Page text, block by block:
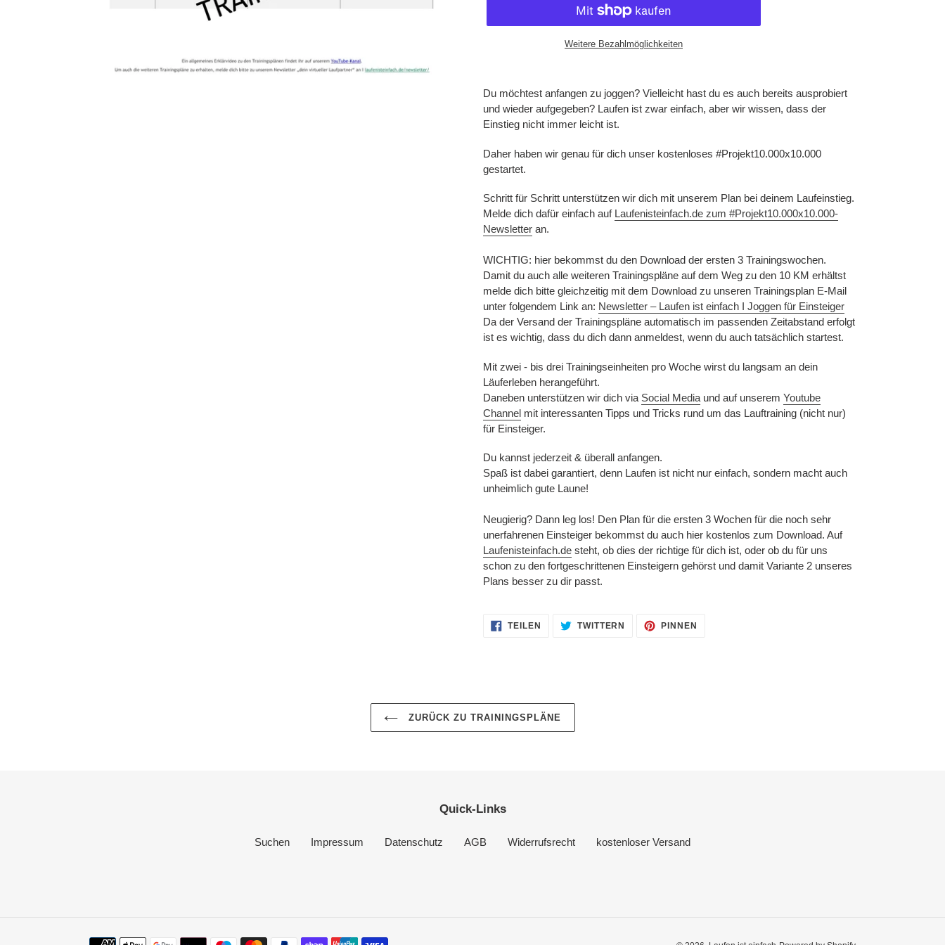
Weitere Bezahlmöglichkeiten
wird
zum
Warenkorb
hinzugefügt
Du möchtest anfangen zu joggen? Vielleicht hast du es auch bereits ausprobiert
und wieder aufgegeben? Laufen ist zwar einfach, aber wir wissen, dass der
Einstieg nicht immer leicht ist.
Daher haben wir genau für dich unser kostenloses #Projekt10.000x10.000
gestartet.
Schritt für Schritt unterstützen wir dich mit unserem Plan bei deinem Laufeinstieg.
Melde dich dafür einfach auf Laufenisteinfach.de zum #Projekt10.000x10.000-
Newsletter an.
WICHTIG: hier bekommst du den Download der ersten 3 Trainingswochen.
Damit du auch alle weiteren Trainingspläne auf dem Weg zu den 10 KM erhältst
melde dich bitte gleichzeitig mit dem Download zu unseren Trainingsplan E-Mail
unter folgendem Link an: Newsletter – Laufen ist einfach I Joggen für Einsteiger
Da der Versand der Trainingspläne automatisch im passenden Zeitabstand erfolgt
ist es wichtig, dass du dich dann anmeldest, wenn du auch tatsächlich startest.
Mit zwei - bis drei Trainingseinheiten pro Woche wirst du langsam an dein
Läuferleben herangeführt.
Daneben unterstützen wir dich via Social Media und auf unserem Youtube
Channel mit interessanten Tipps und Tricks rund um das Lauftraining (nicht nur)
für Einsteiger.
Du kannst jederzeit & überall anfangen.
Spaß ist dabei garantiert, denn Laufen ist nicht nur einfach, sondern macht auch
unheimlich gute Laune!
Neugierig? Dann leg los! Den Plan für die ersten 3 Wochen für die noch sehr
unerfahrenen Einsteiger bekommst du auch hier kostenlos zum Download. Auf
Laufenisteinfach.de steht, ob dies der richtige für dich ist, oder ob du für uns
schon zu den fortgeschrittenen Einsteigern gehörst und damit Variante 2 unseres
Plans besser zu dir passt.
TEILEN
FACEBOOK
TWITTERN
AUF
TWITTER
PINNEN
ZURÜCK ZU TRAININGSPLÄNE
Quick-Links
Suchen Impressum Datenschutz AGB Widerrufsrecht kostenloser Versand